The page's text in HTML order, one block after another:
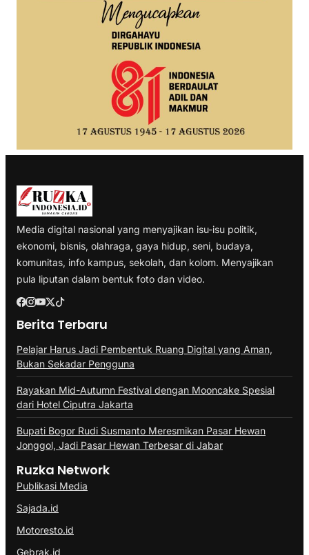
Media digital nasional yang menyajikan isu-isu politik,
ekonomi, bisnis, olahraga, gaya hidup, seni, budaya,
komunitas, info kampus, sekolah, dan kolom. Menyajikan
pula liputan dalam bentuk foto dan video.
Berita Terbaru
Pelajar Harus Jadi Pembentuk Ruang Digital yang Aman,
Bukan Sekadar Pengguna
Rayakan Mid-Autumn Festival dengan Mooncake Spesial
dari Hotel Ciputra Jakarta
Bupati Bogor Rudi Susmanto Meresmikan Pasar Hewan
Jonggol, Jadi Pasar Hewan Terbesar di Jabar
Ruzka Network
Publikasi Media
Sajada.id
Motoresto.id
Gebrak.id